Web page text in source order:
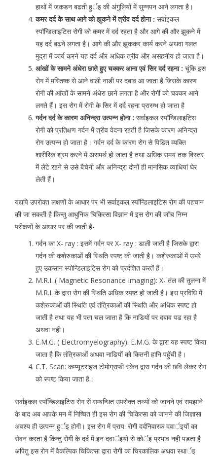
हाथों में जकडन बढती हुर्इ की अंगुलियों में सुन्नपन आने लगता है।
कमर दर्द के साथ आगे को झुकने में त्रीव दर्द होना : सर्वाइकल
स्पॉन्डिलाइटिस रोगी को कमर में दर्द रहता है और आगे की और झुकने में
यह दर्द बढने लगता है। आगे की और झुककर कार्य करने अथवा गलत
मुद्रा में कार्य करने यह दर्द और अधिक त्रीव और असहनीय हो जाता है।
आंखों के सामने अंधेरा छाते हुए चक्कर आना एवं सिर दर्द रहना : चूंकि इस
रोग में मस्तिष्क से आने वाली नाडी पर दबाव आ जाता है जिसके कारण
रोगी की आंखों के सामने अंधेरा छाने लगता है और रोगी को चक्कर आने
लगते हैं। इस रोग में रोगी के सिर में दर्द रहना प्रारम्भ हो जाता है
गर्दन दर्द के कारण अनिन्द्रा उत्पन्न होना : सर्वाइकल स्पॉन्डिलाइटिस
रोगी को प्रतिक्षण गर्दन में त्रीव वेदना रहती है जिसके कारण अनिन्द्रा
रोग उत्पन्न हो जाता है। गर्दन दर्द के कारण रोग से पिडित व्यक्ति
शारीरिक श्रम करने में असमर्थ हो जाता है तथा अधिक समय तक बिस्तर
में लेटे रहने से उसे बैचेनी और अनिन्द्रा दोनों ही मानसिक व्याधियां घेर
लेती हैं।
यद्यपि उपरोक्त लक्षणों के आधार पर भी सर्वाइकल स्पॉन्डिलाइटिस रोग की पहचान
की जा सकती है किन्तु आधुनिक चिकित्सा विज्ञान में इस रोग की जॉच निम्न
परीक्षणों के आधार पर की जाती है-
गर्दन का X- ray : इसमें गर्दन पर X- ray : डाली जाती है जिसके द्वारा
गर्दन की कशेरुकाओं की स्थिति स्पष्ट की जाती है। कशेरुकाओं में उभरे
हुए उकसान स्पोन्डिलाइटिस रोग को प्रर्दशित करतें हैं।
M.R.I. ( Magnetic Resonance Imaging): X- तंल की तुलना में
M.R.I. के द्वारा रोग की स्थिति अधिक स्पष्ट हो जाती है। इस प्रविधि में
कशेरुकाओं की स्थिति एवं तंत्रिकाओं की स्थिति और अधिक स्पष्ट हो
जाती है तथा यह भी पता चल जाता है कि नाडियों पर दबाव पड रहा है
अथवा नही।
E.M.G. ( Electromyelography): E.M.G. के द्वारा यह स्पष्ट किया
जाता है कि तंत्रिकाओं अथवा नाडियों को कितनी हानि पहुॅची है।
C.T. Scan: कम्प्यूटराइज टोमोग्राफी स्केन द्वारा गर्दन की छवि लेकर रोग
को स्पष्ट किया जाता है।
सर्वाइकल स्पॉन्डिलाइटिस रोग सें सम्बन्धित उपरोक्त तथ्यों को जानने एवं समझाने
के बाद अब आपके मन में निष्चित ही इस रोग की चिकित्सा को जानने की जिज्ञासा
अवश्य ही उत्पन्न हुर्इ होगी। इस रोग में प्राय: रोगी दर्दनिवारक दवार्इयों का
सेवन करता है किन्तु रोगी के दर्द में इन दवार्इयों से कोर्इ प्रभाव नही पडता है
अपितु इस रोग में वैकल्पिक चिकित्सा द्वारा रोगी का चिरकालिक अथवा स्थार्इ